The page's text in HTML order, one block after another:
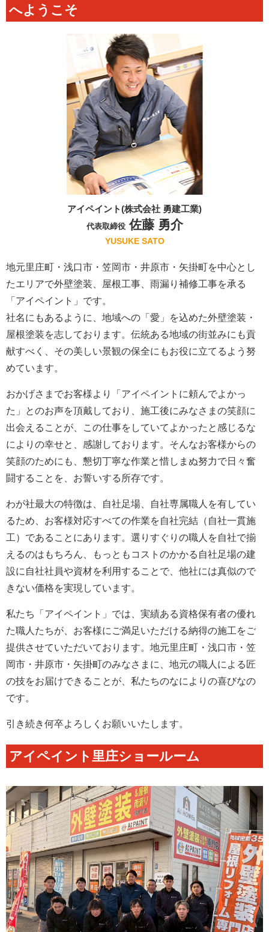
へようこそ
アイペイント(株式会社 勇建工業)
代表取締役佐藤 勇介
YUSUKE SATO
地元里庄町・浅口市・笠岡市・井原市・矢掛町を中心とし
たエリアで外壁塗装、屋根工事、雨漏り補修工事を承る
「アイペイント」です。
社名にもあるように、地域への「愛」を込めた外壁塗装・
屋根塗装を志しております。伝統ある地域の街並みにも貢
献すべく、その美しい景観の保全にもお役に立てるよう努
めています。
おかげさまでお客様より「アイペイントに頼んでよかっ
た」とのお声を頂戴しており、施工後にみなさまの笑顔に
出会えることが、この仕事をしていてよかったと感じるな
によりの幸せと、感謝しております。そんなお客様からの
笑顔のためにも、懇切丁寧な作業と惜しまぬ努力で日々奮
闘することを、お誓いする所存です。
わが社最大の特徴は、自社足場、自社専属職人を有してい
るため、お客様対応すべての作業を自社完結（自社一貫施
工）であることにあります。選りすぐりの職人を自社で揃
えるのはもちろん、もっともコストのかかる自社足場の建
設に自社社員や資材を利用することで、他社には真似ので
きない価格を実現しています。
私たち「アイペイント」では、実績ある資格保有者の優れ
た職人たちが、お客様にご満足いただける納得の施工をご
提供させていただいております。地元里庄町・浅口市・笠
岡市・井原市・矢掛町のみなさまに、地元の職人による匠
の技をお届けできることが、私たちのなによりの喜びなの
です。
引き続き何卒よろしくお願いいたします。
アイペイント里庄ショールーム